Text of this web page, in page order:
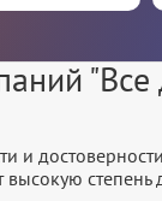
и
высокую